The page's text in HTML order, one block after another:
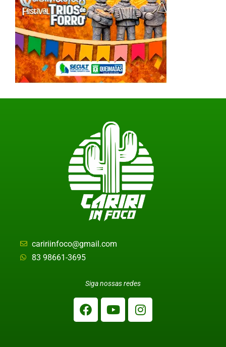
caririinfoco@gmail.com
83 98661-3695
Siga nossas redes